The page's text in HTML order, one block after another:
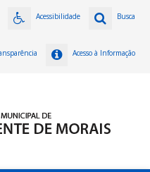
Busca
Acessibilidade
Acesso à Informação